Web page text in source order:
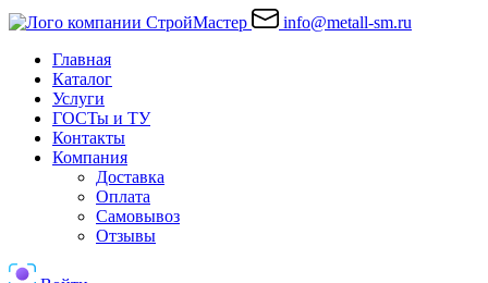
info@metall-sm.ru
Главная
Каталог
Услуги
ГОСТы и ТУ
Контакты
Компания
Доставка
Оплата
Самовывоз
Отзывы